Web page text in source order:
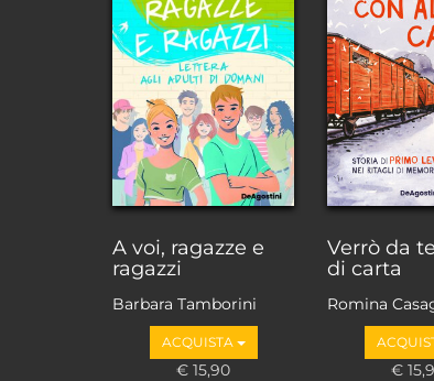
A voi, ragazze e
ragazzi
Barbara Tamborini
ACQUISTA
€ 15,90
Verrò da
di carta
Romina
€